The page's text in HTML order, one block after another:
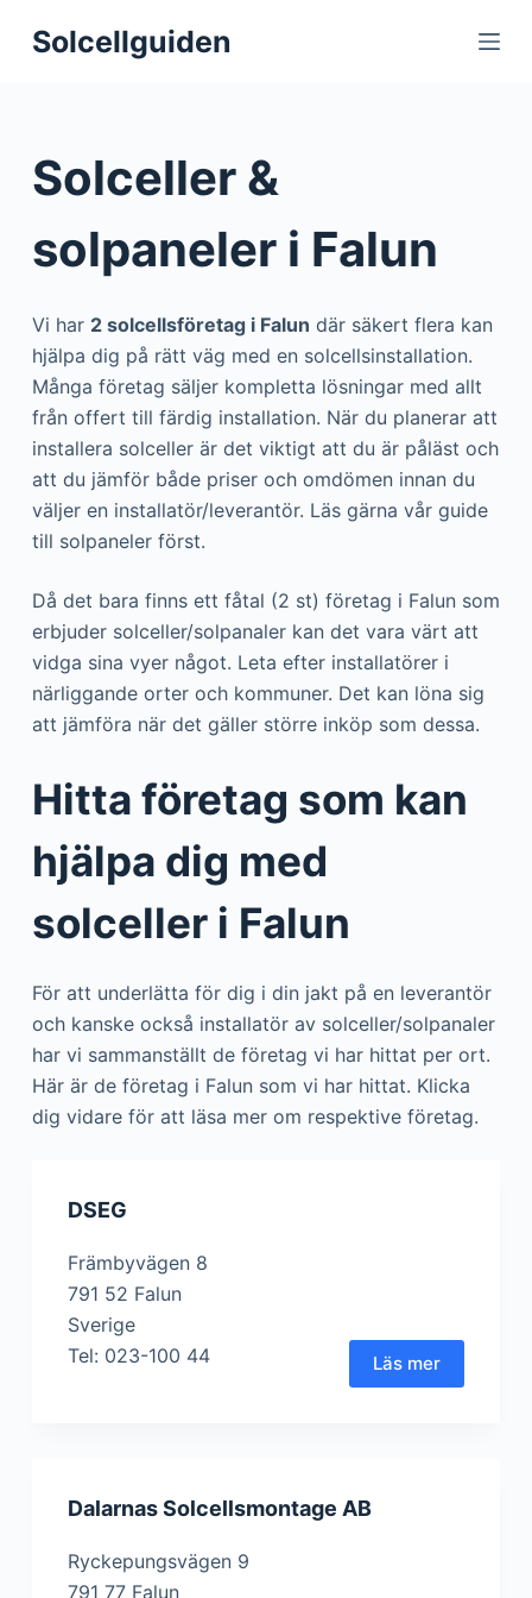
S
o
o
n
Solcellguiden
Solceller &
solpaneler i Falun
Vi har 2 solcellsföretag i Falun där säkert flera kan
hjälpa dig på rätt väg med en solcellsinstallation.
Många företag säljer kompletta lösningar med allt
från offert till färdig installation. När du planerar att
installera solceller är det viktigt att du är påläst och
att du jämför både priser och omdömen innan du
väljer en installatör/leverantör. Läs gärna vår guide
till solpaneler först.
Då det bara finns ett fåtal (2 st) företag i Falun som
erbjuder solceller/solpanaler kan det vara värt att
vidga sina vyer något. Leta efter installatörer i
närliggande orter och kommuner. Det kan löna sig
att jämföra när det gäller större inköp som dessa.
Hitta företag som kan
hjälpa dig med
solceller i Falun
För att underlätta för dig i din jakt på en leverantör
och kanske också installatör av solceller/solpanaler
har vi sammanställt de företag vi har hittat per ort.
Här är de företag i Falun som vi har hittat. Klicka
dig vidare för att läsa mer om respektive företag.
DSEG
Främbyvägen 8
791 52 Falun
Sverige
Tel: 023-100 44
Läs mer
Dalarnas Solcellsmontage AB
Ryckepungsvägen 9
791 77 Falun